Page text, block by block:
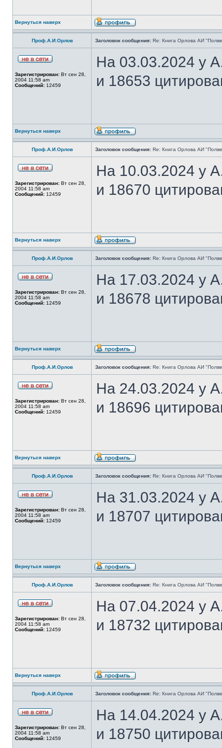
Вернуться наверх
Проф.А.И.Орлов Заголовок сообщения: Re: Книга Орлова АИ
Зарегистрирован: Вт сен 28,
2004 11:58 am
Сообщений: 12459
На 03.03.2024 у
и 18653
Вернуться наверх
Проф.А.И.Орлов Заголовок сообщения: Re: Книга Орлова АИ
Зарегистрирован: Вт сен 28,
2004 11:58 am
Сообщений: 12459
На 10.03.2024 у
и 18670
Вернуться наверх
Проф.А.И.Орлов Заголовок сообщения: Re: Книга Орлова АИ
Зарегистрирован: Вт сен 28,
2004 11:58 am
Сообщений: 12459
На 17.03.2024 у
и 18678
Вернуться наверх
Проф.А.И.Орлов Заголовок сообщения: Re: Книга Орлова АИ
Зарегистрирован: Вт сен 28,
2004 11:58 am
Сообщений: 12459
На 24.03.2024 у
и 18696
Вернуться наверх
Проф.А.И.Орлов Заголовок сообщения: Re: Книга Орлова АИ
Зарегистрирован: Вт сен 28,
2004 11:58 am
Сообщений: 12459
На 31.03.2024 у
и 18707
Вернуться наверх
Проф.А.И.Орлов Заголовок сообщения: Re: Книга Орлова АИ
Зарегистрирован: Вт сен 28,
2004 11:58 am
Сообщений: 12459
На 07.04.2024 у
и 18732
Вернуться наверх
Проф.А.И.Орлов Заголовок сообщения: Re: Книга Орлова АИ
Зарегистрирован: Вт сен 28,
2004 11:58 am
Сообщений: 12459
На 14.04.2024 у
и 18750